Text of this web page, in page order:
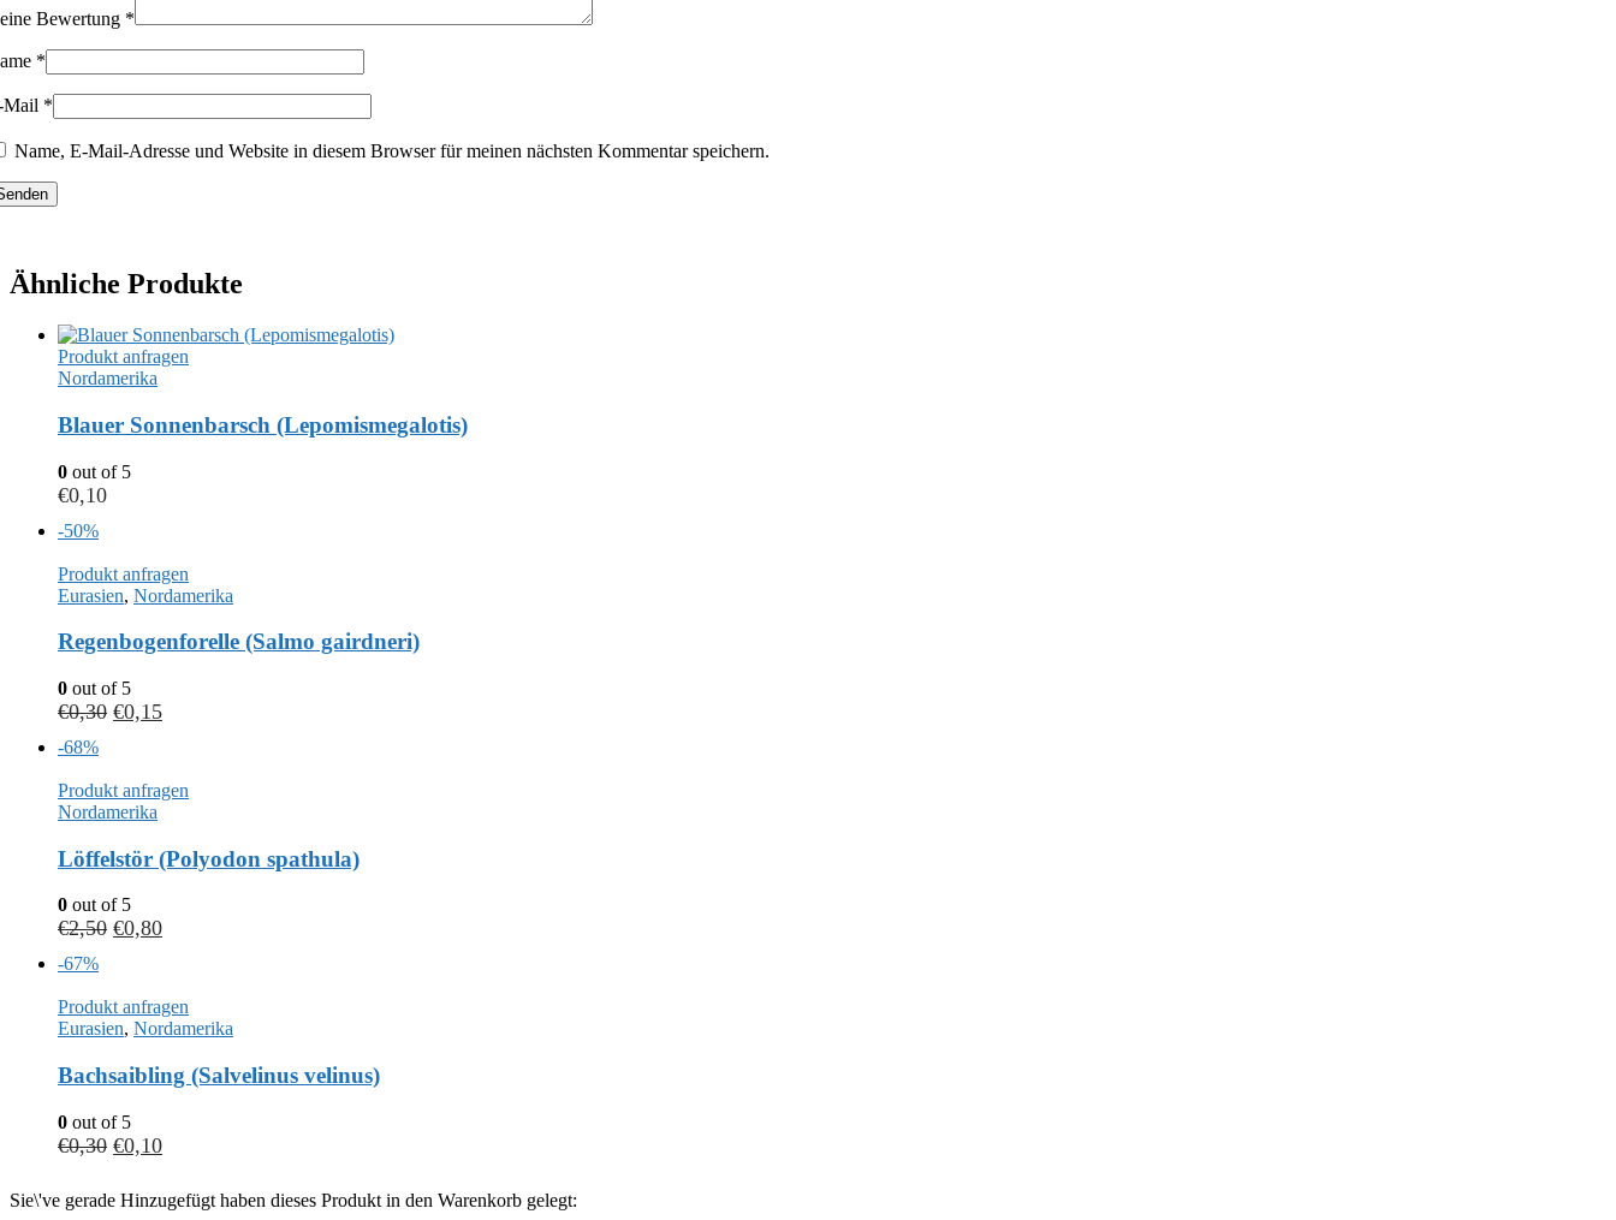
Bewertung *
*
Mail *
Name, E-Mail-Adresse und Website in diesem Browser für meinen nächsten Kommentar speichern.
Ähnliche Produkte
Produkt anfragen
Nordamerika
Blauer Sonnenbarsch (Lepomismegalotis)
0 out of 5
€0,10
-50%
Produkt anfragen
Eurasien, Nordamerika
Regenbogenforelle (Salmo gairdneri)
0 out of 5
€0,30 €0,15
-68%
Produkt anfragen
Nordamerika
Löffelstör (Polyodon spathula)
0 out of 5
€2,50 €0,80
-67%
Produkt anfragen
Eurasien, Nordamerika
Bachsaibling (Salvelinus velinus)
0 out of 5
€0,30 €0,10
Sie\'ve gerade Hinzugefügt haben dieses Produkt in den Warenkorb gelegt: